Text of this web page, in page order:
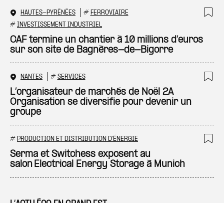
HAUTES-PYRÉNÉES # FERROVIAIRE
# INVESTISSEMENT INDUSTRIEL
CAF termine un chantier à 10 millions d’euros
sur son site de Bagnères-de-Bigorre
NANTES # SERVICES
L’organisateur de marchés de Noël 2A
Organisation se diversifie pour devenir un
groupe
# PRODUCTION ET DISTRIBUTION D'ÉNERGIE
Serma et Switchess exposent au
salon Electrical Energy Storage à Munich